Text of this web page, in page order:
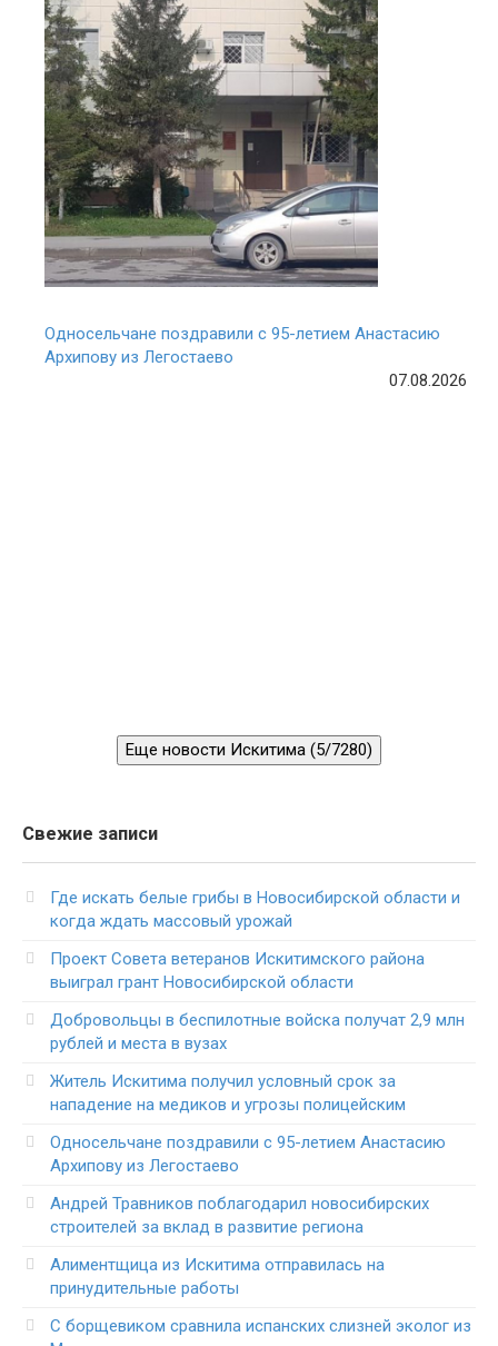
Односельчане поздравили с 95-летием Анастасию
Архипову из Легостаево
07.08.2026
Еще новости Искитима (5/7280)
Свежие записи
Где искать белые грибы в Новосибирской области и
когда ждать массовый урожай
Проект Совета ветеранов Искитимского района
выиграл грант Новосибирской области
Добровольцы в беспилотные войска получат 2,9 млн
рублей и места в вузах
Житель Искитима получил условный срок за
нападение на медиков и угрозы полицейским
Односельчане поздравили с 95-летием Анастасию
Архипову из Легостаево
Андрей Травников поблагодарил новосибирских
строителей за вклад в развитие региона
Алиментщица из Искитима отправилась на
принудительные работы
С борщевиком сравнила испанских слизней эколог из